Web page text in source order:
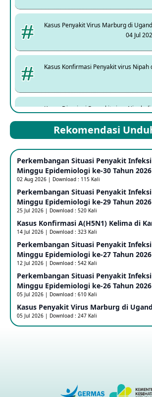
Kasus Penyakit Virus Marburg di
04 Jul
Kasus Konfirmasi Penyakit virus Nipah
Kasus Dicurigai Penyakit virus Nipah
Mpox Clade 1b di Taiwan
25 May 2026
Update Informasi PHEIC Penyakit Ebola
23 May 2026
Penetapan Outbreak Penyakit Ebola di
Uganda Sebagai PHEIC
Outbreak Penyakti Ebola di RD Kongo
16 May 2026
Kasus Konfirmasi A(H5NN6) di Cina
Rekomendasi
Perkembangan Situasi Penyakit
Minggu Epidemiologi ke-30 Tahun 2026
02 Aug 2026 | Download : 115 Kali
Perkembangan Situasi Penyakit
Minggu Epidemiologi ke-29 Tahun 2026
25 Jul 2026 | Download : 520 Kali
Kasus Konfirmasi A(H5N1) Kelima di
14 Jul 2026 | Download : 323 Kali
Perkembangan Situasi Penyakit
Minggu Epidemiologi ke-27 Tahun 2026
12 Jul 2026 | Download : 542 Kali
Perkembangan Situasi Penyakit
Minggu Epidemiologi ke-26 Tahun 2026
05 Jul 2026 | Download : 610 Kali
Kasus Penyakit Virus Marburg di
05 Jul 2026 | Download : 247 Kali